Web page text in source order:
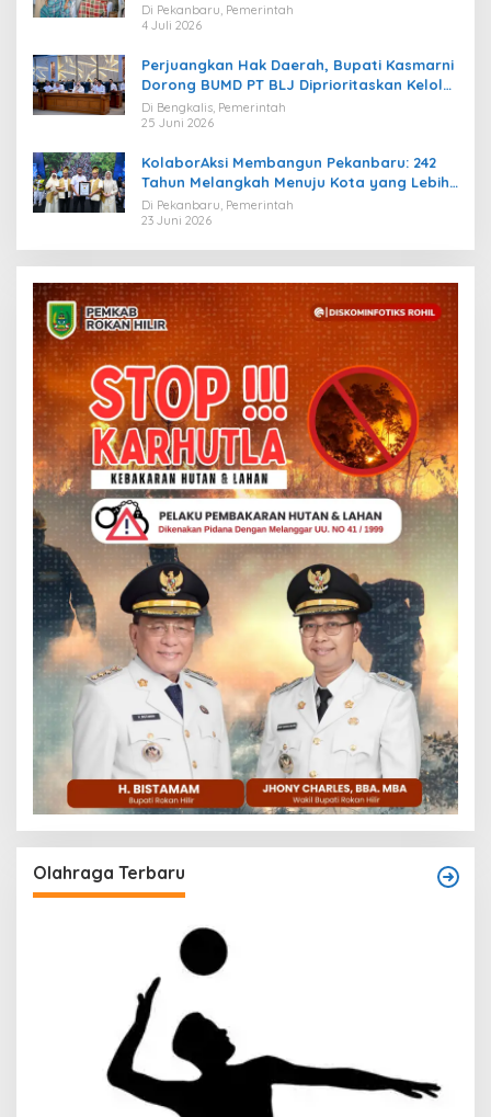
Di Pekanbaru, Pemerintah
4 Juli 2026
Perjuangkan Hak Daerah, Bupati Kasmarni
Dorong BUMD PT BLJ Diprioritaskan Kelola
Migas
Di Bengkalis, Pemerintah
25 Juni 2026
KolaborAksi Membangun Pekanbaru: 242
Tahun Melangkah Menuju Kota yang Lebih
Maju
Di Pekanbaru, Pemerintah
23 Juni 2026
Olahraga Terbaru